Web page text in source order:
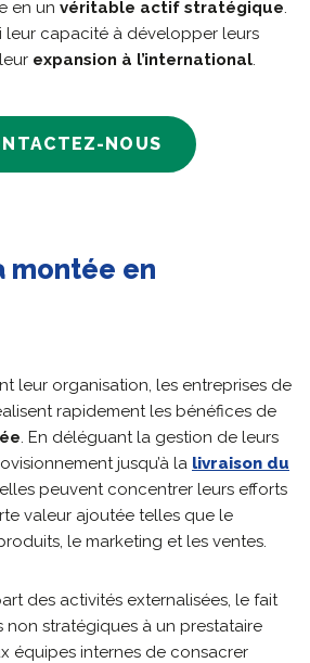
en un véritable actif stratégique.
leur capacité à développer leurs
expansion à l’international.
NOUS
montée en
leur organisation, les entreprises de
rapidement les bénéfices de
. En déléguant la gestion de leurs
jusqu’à la livraison du
peuvent concentrer leurs efforts
valeur ajoutée telles que le
le marketing et les ventes.
des activités externalisées, le fait
non stratégiques à un prestataire
équipes internes de consacrer